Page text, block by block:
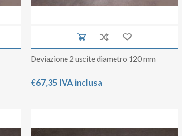
Virole
Deviazione 2 uscite diametro 120 mm
€67,35 IVA inclusa